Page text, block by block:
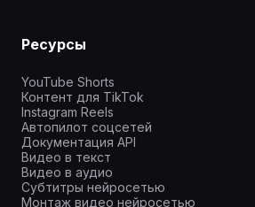
Ресурсы
YouTube Shorts
Контент для TikTok
Instagram Reels
Автопилот соцсетей
Документация API
Видео в текст
Видео в аудио
Субтитры нейросетью
Монтаж видео нейросетью